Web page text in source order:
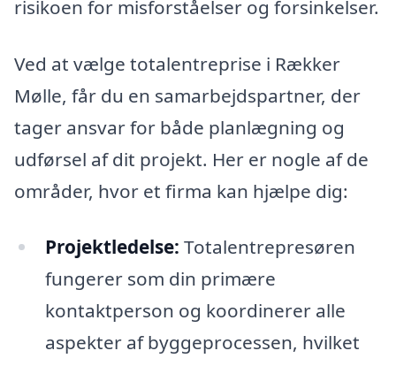
risikoen for misforståelser og forsinkelser.
Ved at vælge totalentreprise i Rækker
Mølle, får du en samarbejdspartner, der
tager ansvar for både planlægning og
udførsel af dit projekt. Her er nogle af de
områder, hvor et firma kan hjælpe dig:
Projektledelse: Totalentrepresøren
fungerer som din primære
kontaktperson og koordinerer alle
aspekter af byggeprocessen, hvilket